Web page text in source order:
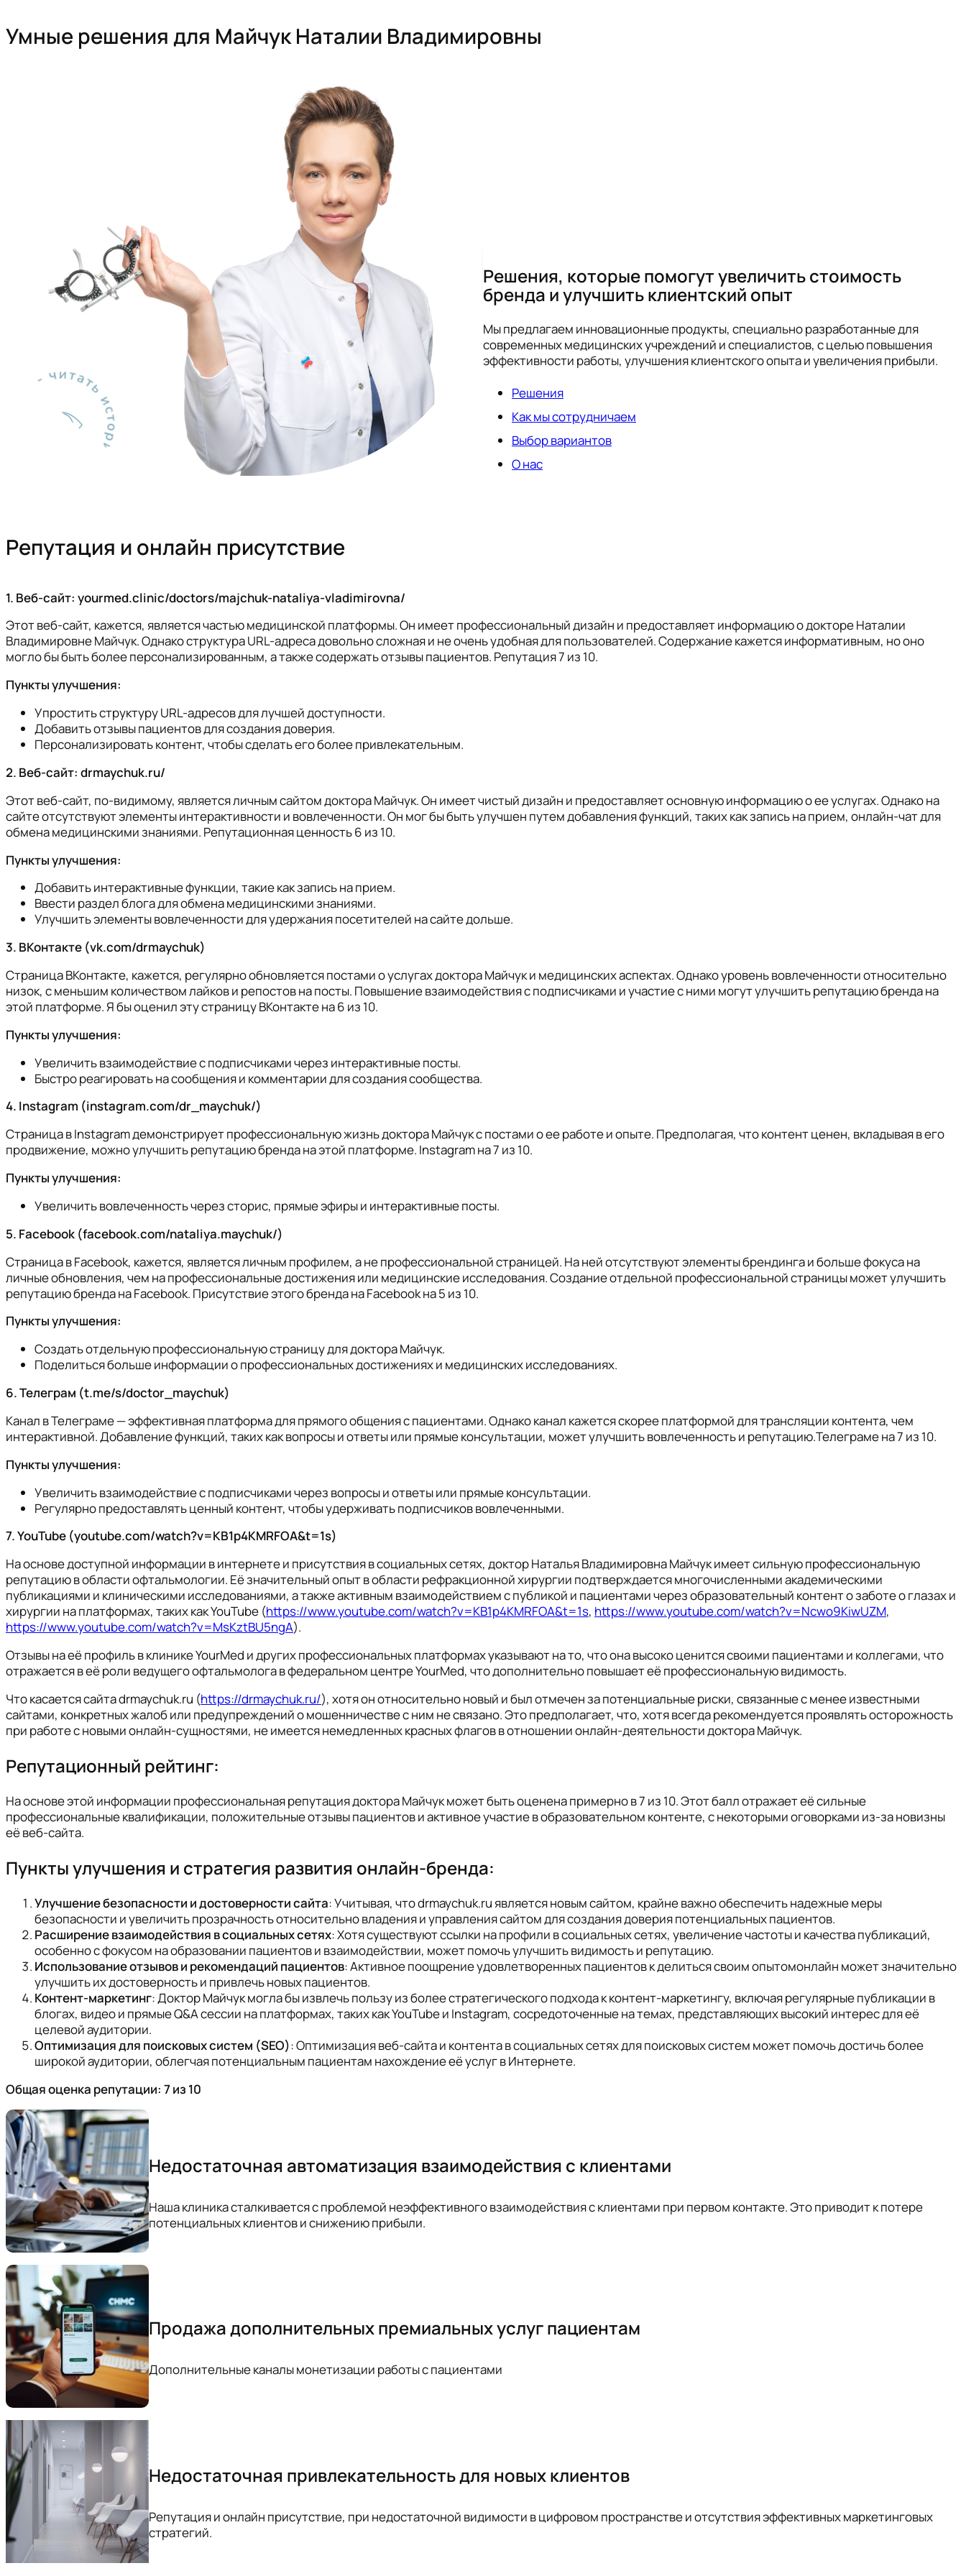
к
содержимому
Умные решения для Майчук Наталии Владимировны
Решения, которые помогут увеличить стоимость
бренда и улучшить клиентский опыт
Мы предлагаем инновационные продукты, специально разработанные для
современных медицинских учреждений и специалистов, с целью повышения
эффективности работы, улучшения клиентского опыта и увеличения прибыли.
Решения
Как мы сотрудничаем
Выбор вариантов
О нас
Репутация и онлайн присутствие
1. Веб-сайт: yourmed.clinic/doctors/majchuk-nataliya-vladimirovna/
Этот веб-сайт, кажется, является частью медицинской платформы. Он имеет профессиональный дизайн и предоставляет информацию о докторе Наталии
Владимировне Майчук. Однако структура URL-адреса довольно сложная и не очень удобная для пользователей. Содержание кажется информативным, но оно
могло бы быть более персонализированным, а также содержать отзывы пациентов. Репутация 7 из 10.
Пункты улучшения:
Упростить структуру URL-адресов для лучшей доступности.
Добавить отзывы пациентов для создания доверия.
Персонализировать контент, чтобы сделать его более привлекательным.
2. Веб-сайт: drmaychuk.ru/
Этот веб-сайт, по-видимому, является личным сайтом доктора Майчук. Он имеет чистый дизайн и предоставляет основную информацию о ее услугах. Однако на
сайте отсутствуют элементы интерактивности и вовлеченности. Он мог бы быть улучшен путем добавления функций, таких как запись на прием, онлайн-чат для
обмена медицинскими знаниями. Репутационная ценность 6 из 10.
Пункты улучшения:
Добавить интерактивные функции, такие как запись на прием.
Ввести раздел блога для обмена медицинскими знаниями.
Улучшить элементы вовлеченности для удержания посетителей на сайте дольше.
3. ВКонтакте (vk.com/drmaychuk)
Страница ВКонтакте, кажется, регулярно обновляется постами о услугах доктора Майчук и медицинских аспектах. Однако уровень вовлеченности относительно
низок, с меньшим количеством лайков и репостов на посты. Повышение взаимодействия с подписчиками и участие с ними могут улучшить репутацию бренда на
этой платформе. Я бы оценил эту страницу ВКонтакте на 6 из 10.
Пункты улучшения:
Увеличить взаимодействие с подписчиками через интерактивные посты.
Быстро реагировать на сообщения и комментарии для создания сообщества.
4. Instagram (instagram.com/dr_maychuk/)
Страница в Instagram демонстрирует профессиональную жизнь доктора Майчук с постами о ее работе и опыте. Предполагая, что контент ценен, вкладывая в его
продвижение, можно улучшить репутацию бренда на этой платформе. Instagram на 7 из 10.
Пункты улучшения:
Увеличить вовлеченность через сторис, прямые эфиры и интерактивные посты.
5. Facebook (facebook.com/nataliya.maychuk/)
Страница в Facebook, кажется, является личным профилем, а не профессиональной страницей. На ней отсутствуют элементы брендинга и больше фокуса на
личные обновления, чем на профессиональные достижения или медицинские исследования. Создание отдельной профессиональной страницы может улучшить
репутацию бренда на Facebook. Присутствие этого бренда на Facebook на 5 из 10.
Пункты улучшения:
Создать отдельную профессиональную страницу для доктора Майчук.
Поделиться больше информации о профессиональных достижениях и медицинских исследованиях.
6. Телеграм (t.me/s/doctor_maychuk)
Канал в Телеграме — эффективная платформа для прямого общения с пациентами. Однако канал кажется скорее платформой для трансляции контента, чем
интерактивной. Добавление функций, таких как вопросы и ответы или прямые консультации, может улучшить вовлеченность и репутацию.Телеграме на 7 из 10.
Пункты улучшения:
Увеличить взаимодействие с подписчиками через вопросы и ответы или прямые консультации.
Регулярно предоставлять ценный контент, чтобы удерживать подписчиков вовлеченными.
7. YouTube (youtube.com/watch?v=KB1p4KMRFOA&t=1s)
На основе доступной информации в интернете и присутствия в социальных сетях, доктор Наталья Владимировна Майчук имеет сильную профессиональную
репутацию в области офтальмологии. Её значительный опыт в области рефракционной хирургии подтверждается многочисленными академическими
публикациями и клиническими исследованиями, а также активным взаимодействием с публикой и пациентами через образовательный контент о заботе о глазах и
хирургии на платформах, таких как YouTube (https://www.youtube.com/watch?v=KB1p4KMRFOA&t=1s, https://www.youtube.com/watch?v=Ncwo9KiwUZM,
https://www.youtube.com/watch?v=MsKztBU5ngA).
Отзывы на её профиль в клинике YourMed и других профессиональных платформах указывают на то, что она высоко ценится своими пациентами и коллегами, что
отражается в её роли ведущего офтальмолога в федеральном центре YourMed, что дополнительно повышает её профессиональную видимость.
Что касается сайта drmaychuk.ru (https://drmaychuk.ru/), хотя он относительно новый и был отмечен за потенциальные риски, связанные с менее известными
сайтами, конкретных жалоб или предупреждений о мошенничестве с ним не связано. Это предполагает, что, хотя всегда рекомендуется проявлять осторожность
при работе с новыми онлайн-сущностями, не имеется немедленных красных флагов в отношении онлайн-деятельности доктора Майчук.
Репутационный рейтинг:
На основе этой информации профессиональная репутация доктора Майчук может быть оценена примерно в 7 из 10. Этот балл отражает её сильные
профессиональные квалификации, положительные отзывы пациентов и активное участие в образовательном контенте, с некоторыми оговорками из-за новизны
её веб-сайта.
Пункты улучшения и стратегия развития онлайн-бренда:
Улучшение безопасности и достоверности сайта: Учитывая, что drmaychuk.ru является новым сайтом, крайне важно обеспечить надежные меры
безопасности и увеличить прозрачность относительно владения и управления сайтом для создания доверия потенциальных пациентов.
Расширение взаимодействия в социальных сетях: Хотя существуют ссылки на профили в социальных сетях, увеличение частоты и качества публикаций,
особенно с фокусом на образовании пациентов и взаимодействии, может помочь улучшить видимость и репутацию.
Использование отзывов и рекомендаций пациентов: Активное поощрение удовлетворенных пациентов к делиться своим опытомонлайн может значительно
улучшить их достоверность и привлечь новых пациентов.
Контент-маркетинг: Доктор Майчук могла бы извлечь пользу из более стратегического подхода к контент-маркетингу, включая регулярные публикации в
блогах, видео и прямые Q&A сессии на платформах, таких как YouTube и Instagram, сосредоточенные на темах, представляющих высокий интерес для её
целевой аудитории.
Оптимизация для поисковых систем (SEO): Оптимизация веб-сайта и контента в социальных сетях для поисковых систем может помочь достичь более
широкой аудитории, облегчая потенциальным пациентам нахождение её услуг в Интернете.
Общая оценка репутации: 7 из 10
Недостаточная автоматизация взаимодействия с клиентами
Наша клиника сталкивается с проблемой неэффективного взаимодействия с клиентами при первом контакте. Это приводит к потере
потенциальных клиентов и снижению прибыли.
Продажа дополнительных премиальных услуг пациентам
Дополнительные каналы монетизации работы с пациентами
Недостаточная привлекательность для новых клиентов
Репутация и онлайн присутствие, при недостаточной видимости в цифровом пространстве и отсутствия эффективных маркетинговых
стратегий.